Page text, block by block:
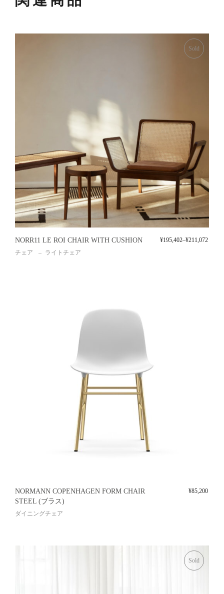
Sold
NORR11 LE ROI CHAIR WITH CUSHION
チェア ライトチェア
¥195,402–¥211,072
NORMANN COPENHAGEN FORM CHAIR
STEEL (ブラス)
ダイニングチェア
¥85,200
Sold